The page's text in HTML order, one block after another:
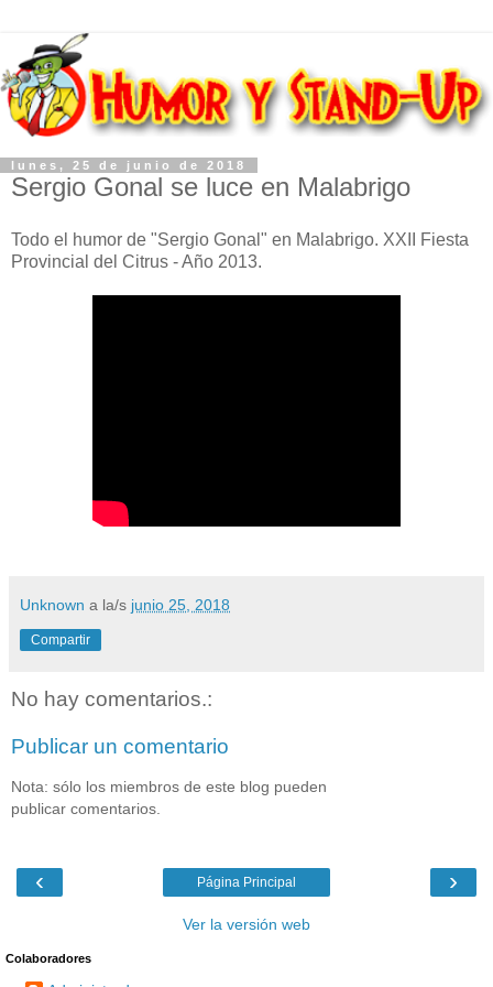
lunes, 25 de junio de 2018
Sergio Gonal se luce en Malabrigo
Todo el humor de "Sergio Gonal" en Malabrigo. XXII Fiesta
Provincial del Citrus - Año 2013.
Unknown a la/s junio 25, 2018
Compartir
No hay comentarios.:
Publicar un comentario
Nota: sólo los miembros de este blog pueden
publicar comentarios.
‹ ›
Página Principal
Ver la versión web
Colaboradores